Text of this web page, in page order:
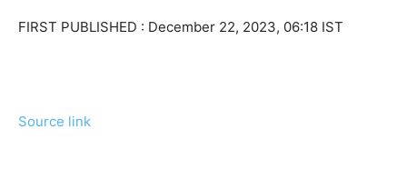
FIRST PUBLISHED : December 22, 2023, 06:18 IST
Source link